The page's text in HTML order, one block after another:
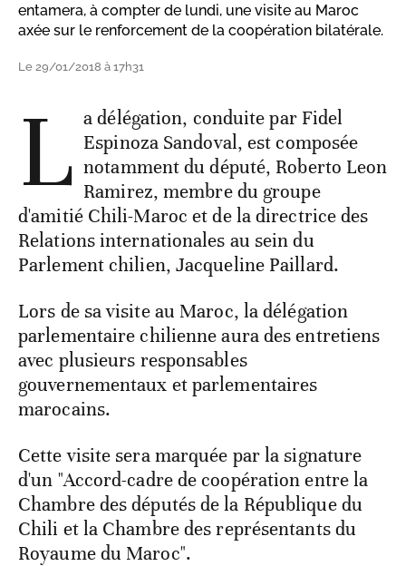
entamera, à compter de lundi, une visite au Maroc
axée sur le renforcement de la coopération bilatérale.
Le 29/01/2018 à 17h31
L a délégation, conduite par Fidel
Espinoza Sandoval, est composée
notamment du député, Roberto Leon
Ramirez, membre du groupe
d'amitié Chili-Maroc et de la directrice des
Relations internationales au sein du
Parlement chilien, Jacqueline Paillard.
Lors de sa visite au Maroc, la délégation
parlementaire chilienne aura des entretiens
avec plusieurs responsables
gouvernementaux et parlementaires
marocains.
Cette visite sera marquée par la signature
d'un "Accord-cadre de coopération entre la
Chambre des députés de la République du
Chili et la Chambre des représentants du
Royaume du Maroc".